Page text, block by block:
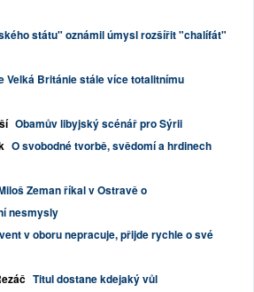
státu" oznámil úmysl rozšířit "chalífát"
Velká Británie stále více totalitnímu
Obamův libyjský scénář pro Sýrii
O svobodné tvorbě, svědomí a hrdinech
Zeman říkal v Ostravě o
nesmysly
v oboru nepracuje, přijde rychle o své
Titul dostane kdejaký vůl